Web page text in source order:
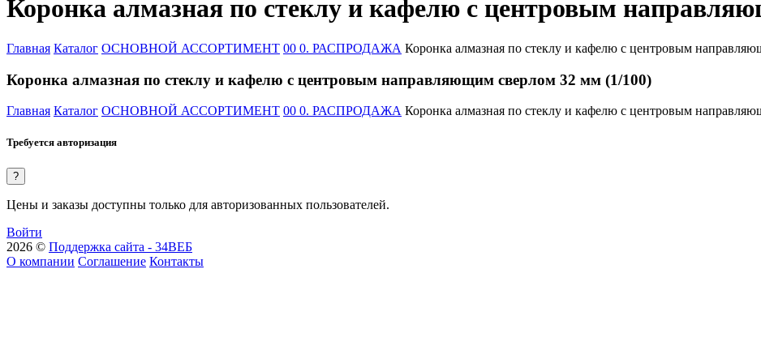
Коронка алмазная по стеклу и кафелю с центровым
Главная Каталог ОСНОВНОЙ АССОРТИМЕНТ 00 0. РАСПРОДАЖА Коронка алмазная по стеклу и кафелю с центровым
Коронка алмазная по стеклу и кафелю с центровым направляющим сверлом 32 мм (1/100)
Главная Каталог ОСНОВНОЙ АССОРТИМЕНТ 00 0. РАСПРОДАЖА Коронка алмазная по стеклу и кафелю с центровым
Требуется авторизация
?
Цены и заказы доступны только для авторизованных пользователей.
Войти
2026 © Поддержка сайта - 34ВЕБ
О компании Соглашение Контакты